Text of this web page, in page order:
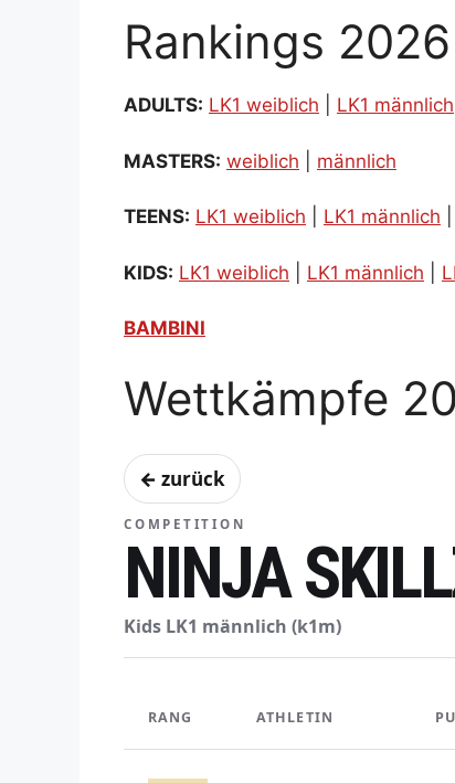
Rankings 2026
ADULTS: LK1 weiblich LK1 männlich
MASTERS: weiblich männlich
TEENS: LK1 weiblich LK1 männlich
KIDS: LK1 weiblich LK1 männlich
BAMBINI
Wettkämpfe
← zurück
COMPETITION
NINJA
Kids LK1 männlich (k1m)
RANG ATHLETIN